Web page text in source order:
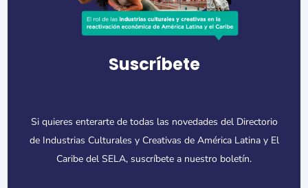
Suscríbete
Si quieres enterarte de todas las novedades del Directorio
de Industrias Culturales y Creativas de América Latina y El
Caribe del SELA, suscríbete a nuestro boletín.